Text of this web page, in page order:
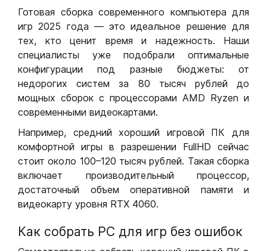
Готовая сборка современного компьютера для
игр 2025 года — это идеальное решение для
тех, кто ценит время и надежность. Наши
специалисты уже подобрали оптимальные
конфигурации под разные бюджеты: от
недорогих систем за 80 тысяч рублей до
мощных сборок с процессорами AMD Ryzen и
современными видеокартами.
Например, средний хороший игровой ПК для
комфортной игры в разрешении FullHD сейчас
стоит около 100–120 тысяч рублей. Такая сборка
включает производительный процессор,
достаточный объем оперативной памяти и
видеокарту уровня RTX 4060.
Как собрать РС для игр без ошибок